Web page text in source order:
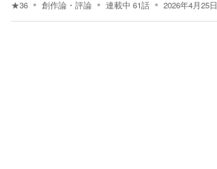
★36 創作論・評論 連載中 61話 2026年4月25日